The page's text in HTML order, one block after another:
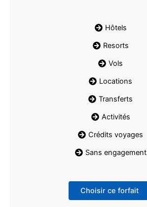
Hôtels
Resorts
Vols
Locations
Transferts
Activités
Crédits voyages
Sans engagement
Choisir ce forfait